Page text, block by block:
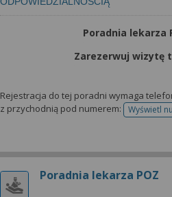
Poradnia lekarza
Zarezerwuj wizytę
Rejestracja do tej poradni wymaga
z przychodnią pod numerem:
Wyświetl
Poradnia lekarza POZ